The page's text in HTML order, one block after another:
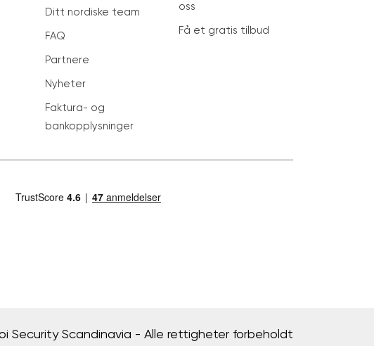
Ditt nordiske team
FAQ
Partnere
Nyheter
Faktura- og
bankopplysninger
oss
Få et gratis tilbud
Security Scandinavia - Alle rettigheter forbeholdt